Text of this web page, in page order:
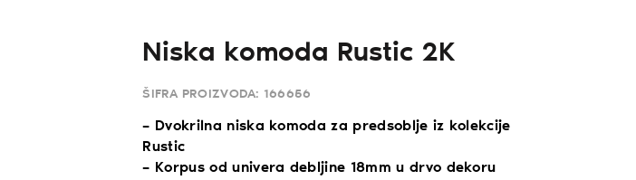
Niska komoda Rustic 2K
ŠIFRA PROIZVODA: 166656
– Dvokrilna niska komoda za predsoblje iz kolekcije
Rustic
– Korpus od univera debljine 18mm u drvo dekoru